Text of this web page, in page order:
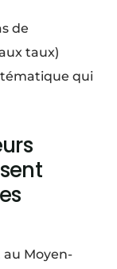
de
taux)
qui
au Moyen-